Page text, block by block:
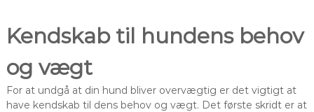
Kendskab til hundens behov
og vægt
For at undgå at din hund bliver overvægtig er det vigtigt at
have kendskab til dens behov og vægt. Det første skridt er at